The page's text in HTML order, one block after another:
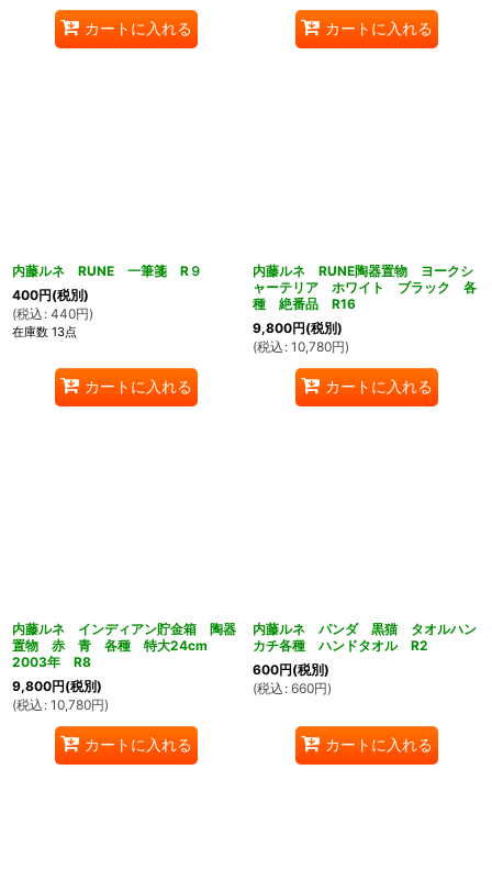
カートに入れる カートに入れる
内藤ルネ RUNE 一筆箋 R９
400円(税別)
(税込 : 440円)
在庫数 13点
カートに入れる
内藤ルネ RUNE陶器置物 ヨークシ
ャーテリア ホワイト ブラック 各
種 絶番品 R16
9,800円(税別)
(税込 : 10,780円)
カートに入れる
内藤ルネ インディアン貯金箱 陶器
置物 赤 青 各種 特大24cm
2003年 R8
9,800円(税別)
(税込 : 10,780円)
カートに入れる
内藤ルネ パンダ 黒猫 タオルハン
カチ各種 ハンドタオル R2
600円(税別)
(税込 : 660円)
カートに入れる